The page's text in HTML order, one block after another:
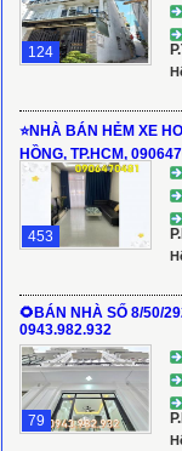
124
⭐️NHÀ BÁN HẺM XE
HỒNG, TP.HCM,
453
🌻BÁN NHÀ SỐ 8/50/
0943.982.932
79